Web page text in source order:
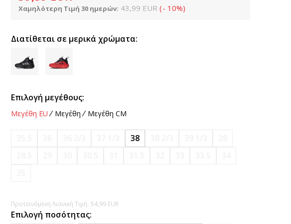
Χαμηλότερη Τιμή 30 ημερών: 43,99 EUR (- 10%)
Διατίθεται σε μερικά χρώματα:
Επιλογή μεγέθους:
Μεγέθη EU Μεγέθη Μεγέθη CM
38
Προτεινόμενη Λιανική Τιμή: 54,99 EUR
Επιλογή ποσότητας: